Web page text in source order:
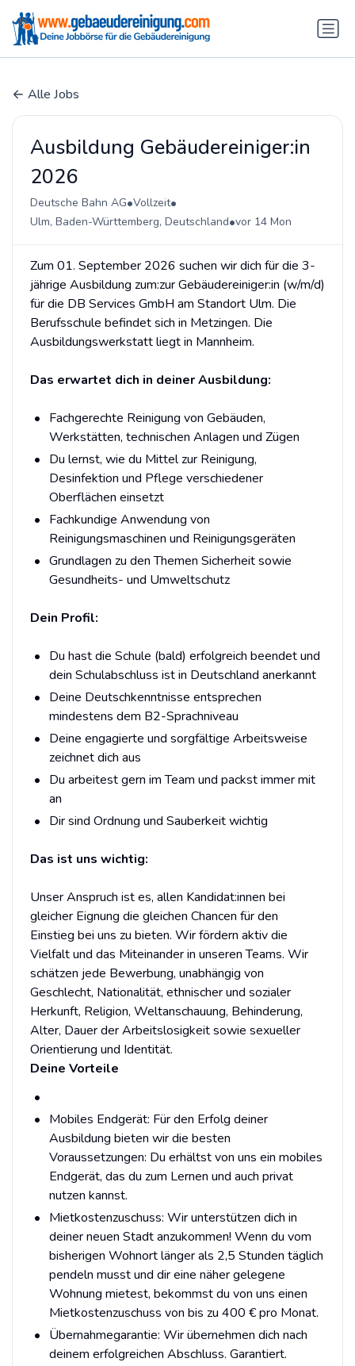
Alle Jobs
Ausbildung Gebäudereiniger:in
2026
Deutsche Bahn AG•Vollzeit•
Ulm, Baden-Württemberg, Deutschland•vor 14 Mon
Zum 01. September 2026 suchen wir dich für die 3-
jährige Ausbildung zum:zur Gebäudereiniger:in (w/m/d)
für die DB Services GmbH am Standort Ulm. Die
Berufsschule befindet sich in Metzingen. Die
Ausbildungswerkstatt liegt in Mannheim.
Das erwartet dich in deiner Ausbildung:
Fachgerechte Reinigung von Gebäuden,
Werkstätten, technischen Anlagen und Zügen
Du lernst, wie du Mittel zur Reinigung,
Desinfektion und Pflege verschiedener
Oberflächen einsetzt
Fachkundige Anwendung von
Reinigungsmaschinen und Reinigungsgeräten
Grundlagen zu den Themen Sicherheit sowie
Gesundheits- und Umweltschutz
Dein Profil:
Du hast die Schule (bald) erfolgreich beendet und
dein Schulabschluss ist in Deutschland anerkannt
Deine Deutschkenntnisse entsprechen
mindestens dem B2-Sprachniveau
Deine engagierte und sorgfältige Arbeitsweise
zeichnet dich aus
Du arbeitest gern im Team und packst immer mit
an
Dir sind Ordnung und Sauberkeit wichtig
Das ist uns wichtig:
Unser Anspruch ist es, allen Kandidat:innen bei
gleicher Eignung die gleichen Chancen für den
Einstieg bei uns zu bieten. Wir fördern aktiv die
Vielfalt und das Miteinander in unseren Teams. Wir
schätzen jede Bewerbung, unabhängig von
Geschlecht, Nationalität, ethnischer und sozialer
Herkunft, Religion, Weltanschauung, Behinderung,
Alter, Dauer der Arbeitslosigkeit sowie sexueller
Orientierung und Identität.
Deine Vorteile
Mobiles Endgerät: Für den Erfolg deiner
Ausbildung bieten wir die besten
Voraussetzungen: Du erhältst von uns ein mobiles
Endgerät, das du zum Lernen und auch privat
nutzen kannst.
Mietkostenzuschuss: Wir unterstützen dich in
deiner neuen Stadt anzukommen! Wenn du vom
bisherigen Wohnort länger als 2,5 Stunden täglich
pendeln musst und dir eine näher gelegene
Wohnung mietest, bekommst du von uns einen
Mietkostenzuschuss von bis zu 400 € pro Monat.
Übernahmegarantie: Wir übernehmen dich nach
deinem erfolgreichen Abschluss. Garantiert.